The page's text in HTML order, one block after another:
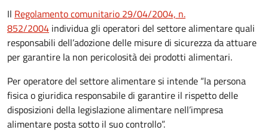
Il Regolamento comunitario 29/04/2004, n.
852/2004 individua gli operatori del settore alimentare quali
responsabili dell’adozione delle misure di sicurezza da attuare
per garantire la non pericolosità dei prodotti alimentari.
Per operatore del settore alimentare si intende “la persona
fisica o giuridica responsabile di garantire il rispetto delle
disposizioni della legislazione alimentare nell’impresa
alimentare posta sotto il suo controllo”.